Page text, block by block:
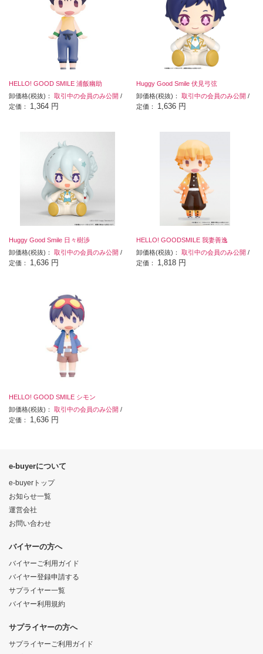
HELLO! GOOD SMILE 浦飯幽助
卸価格(税抜)： 取引中の会員のみ公開 /
定価： 1,364 円
Huggy Good Smile 伏見弓弦
卸価格(税抜)：取引中の会員のみ公開 /
定価： 1,636 円
Huggy Good Smile 日々樹渉
卸価格(税抜)： 取引中の会員のみ公開 /
定価： 1,636 円
HELLO! GOODSMILE 我妻善逸
卸価格(税抜)：取引中の会員のみ公開 /
定価： 1,818 円
HELLO! GOOD SMILE シモン
卸価格(税抜)： 取引中の会員のみ公開 /
定価： 1,636 円
e-buyerについて
e-buyerトップ
お知らせ一覧
運営会社
お問い合わせ
バイヤーの方へ
バイヤーご利用ガイド
バイヤー登録申請する
サプライヤー一覧
バイヤー利用規約
サプライヤーの方へ
サプライヤーご利用ガイド